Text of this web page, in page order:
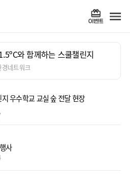
와 함께하는 스쿨챌린지
네트워크
우수학교 교실 숲 전달 현장
사